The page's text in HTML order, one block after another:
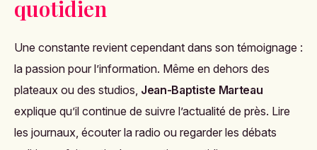
quotidien
Une constante revient cependant dans son témoignage :
la passion pour l’information. Même en dehors des
plateaux ou des studios, Jean-Baptiste Marteau
explique qu’il continue de suivre l’actualité de près. Lire
les journaux, écouter la radio ou regarder les débats